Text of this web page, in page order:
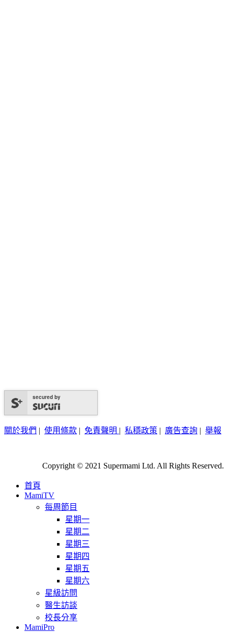
secured by
關於我們 | 使用條款 | 免責聲明 | 私穩政策 | 廣告查詢 | 舉報
Copyright © 2021 Supermami Ltd. All Rights Reserved.
首頁
MamiTV
每周節目
星期一
星期二
星期三
星期四
星期五
星期六
星級訪問
醫生訪談
校長分享
MamiPro